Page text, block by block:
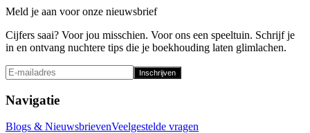
Meld je aan voor onze nieuwsbrief
Cijfers saai? Voor jou misschien. Voor ons een speeltuin. Schrijf je
in en ontvang nuchtere tips die je boekhouding laten glimlachen.
Inschrijven
Navigatie
Blogs & NieuwsbrievenVeelgestelde vragen